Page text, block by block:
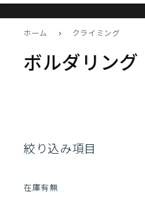
ホーム > クライミング
ボルダリング
絞り込み項目
在庫有無